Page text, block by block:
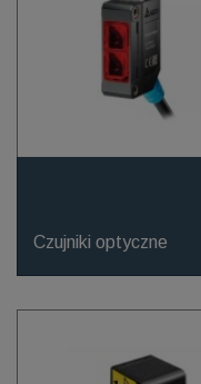
Czujniki optyczne